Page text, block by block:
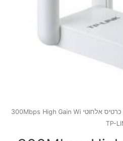
/ כרטיס אלחוטי 300Mbps High Gain Wi